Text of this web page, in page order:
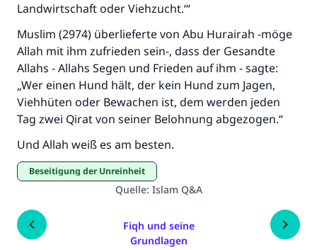
Landwirtschaft oder Viehzucht.‘“
Muslim (2974) überlieferte von Abu Hurairah -möge
Allah mit ihm zufrieden sein-, dass der Gesandte
Allahs - Allahs Segen und Frieden auf ihm - sagte:
„Wer einen Hund hält, der kein Hund zum Jagen,
Viehhüten oder Bewachen ist, dem werden jeden
Tag zwei Qirat von seiner Belohnung abgezogen.“
Und Allah weiß es am besten.
Beseitigung der Unreinheit
Quelle: Islam Q&A
Fiqh und seine
Grundlagen